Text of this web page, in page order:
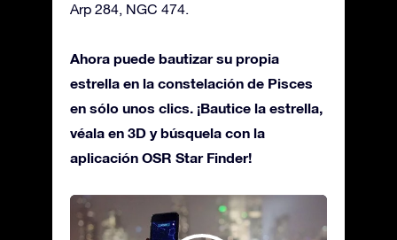
Arp 284, NGC 474.
Ahora puede bautizar su propia
estrella en la constelación de Pisces
en sólo unos clics. ¡Bautice la estrella,
véala en 3D y búsquela con la
aplicación OSR Star Finder!